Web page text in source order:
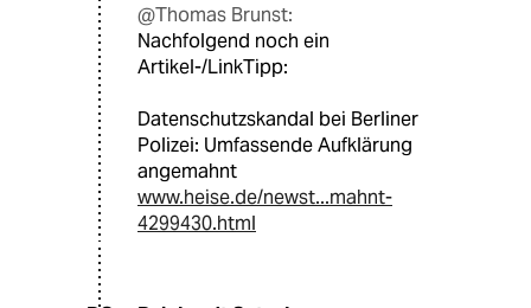
@Thomas Brunst:
Nachfolgend noch ein
Artikel-/LinkTipp:
Datenschutzskandal bei Berliner
Polizei: Umfassende Aufklärung
angemahnt
www.heise.de/newst...mahnt-
4299430.html